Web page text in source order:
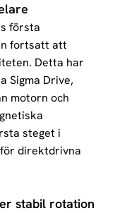
första
fortsatt att
Detta har
Sigma Drive,
motorn och
steget i
direktdrivna
stabil rotation